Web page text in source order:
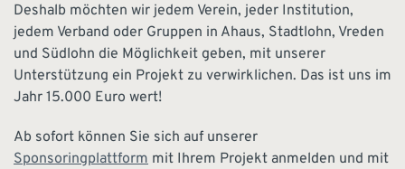
Deshalb möchten wir jedem Verein, jeder Institution,
jedem Verband oder Gruppen in Ahaus, Stadtlohn, Vreden
und Südlohn die Möglichkeit geben, mit unserer
Unterstützung ein Projekt zu verwirklichen. Das ist uns im
Jahr 15.000 Euro wert!
Ab sofort können Sie sich auf unserer
Sponsoringplattform mit Ihrem Projekt anmelden und mit